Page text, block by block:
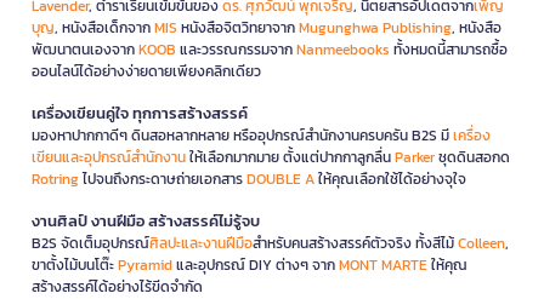
Lavender, ตำราเรียนเข้มข้นของดร. ศุภวัฒน์ พุกเจริญ, นิตยสารอัปเดตจากเพ็ญ
บุญ, หนังสือเด็กจากMIS หนังสือจิตวิทยาจากMugunghwa Publishing, หนังสือ
พัฒนาตนเองจากKOOB และวรรณกรรมจากNanmeebooks ทั้งหมดนี้สามารถซื้อ
ออนไลน์ได้อย่างง่ายดายเพียงคลิกเดียว
เครื่องเขียนคู่ใจ ทุกการสร้างสรรค์
มองหาปากกาดีๆ ดินสอหลากหลาย หรืออุปกรณ์สำนักงานครบครัน B2S มีเครื่อง
เขียนและอุปกรณ์สำนักงานให้เลือกมากมาย ตั้งแต่ปากกาลูกลื่นParkerชุดดินสอกด
Rotringไปจนถึงกระดาษถ่ายเอกสารDOUBLE Aให้คุณเลือกใช้ได้อย่างจุใจ
งานศิลป์ งานฝีมือ สร้างสรรค์ไม่รู้จบ
B2S จัดเต็มอุปกรณ์ศิลปะและงานฝีมือสำหรับคนสร้างสรรค์ตัวจริง ทั้งสีไม้Colleen,
ขาตั้งไม้บนโต๊ะPyramidและอุปกรณ์ DIY ต่างๆ จากMONT MARTEให้คุณ
สร้างสรรค์ได้อย่างไร้ขีดจำกัด